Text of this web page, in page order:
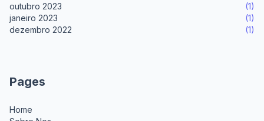
outubro 2023
(1)
janeiro 2023
(1)
dezembro 2022
(1)
Pages
Home